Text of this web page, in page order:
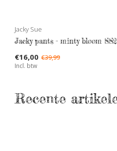
Jacky Sue
Jacky pants - minty bloom
€16,00 €39,99
Incl. btw
Recente